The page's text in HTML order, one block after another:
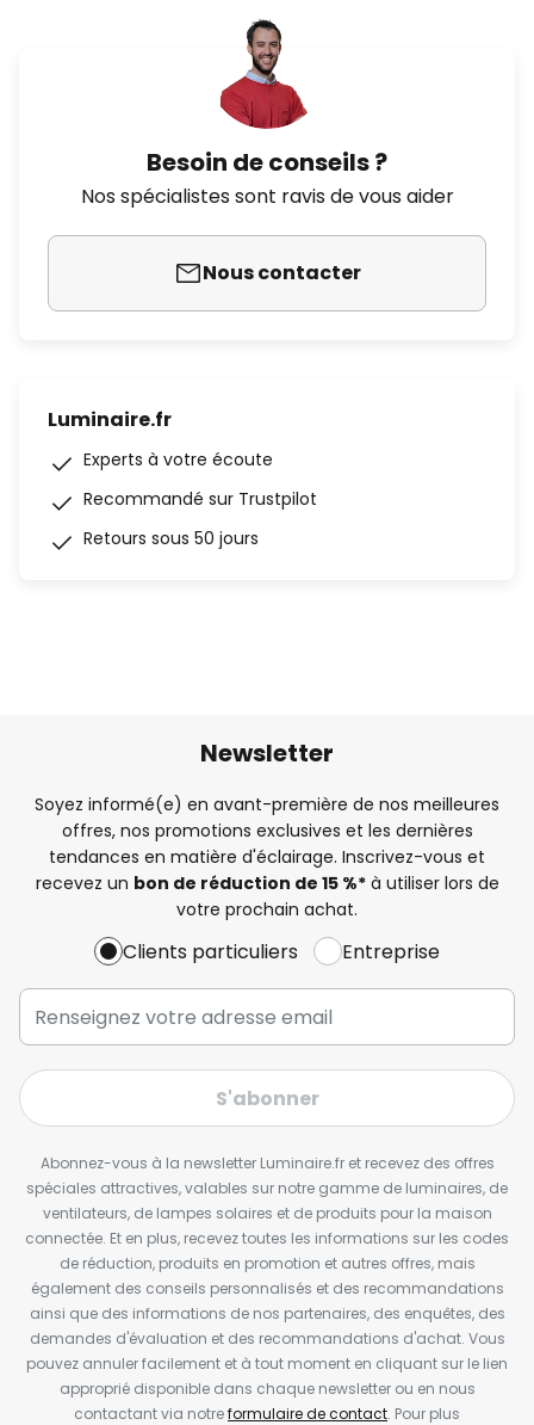
Besoin de conseils ?
Nos spécialistes sont ravis de vous aider
Nous contacter
Luminaire.fr
Experts à votre écoute
Recommandé sur Trustpilot
Retours sous 50 jours
Newsletter
Soyez informé(e) en avant-première de nos meilleures
offres, nos promotions exclusives et les dernières
tendances en matière d'éclairage. Inscrivez-vous et
recevez un bon de réduction de 15 %*à utiliser lors de
votre prochain achat.
Clients particuliers Entreprise
S'abonner
Abonnez-vous à la newsletter Luminaire.fr et recevez des offres
spéciales attractives, valables sur notre gamme de luminaires, de
ventilateurs, de lampes solaires et de produits pour la maison
connectée. Et en plus, recevez toutes les informations sur les codes
de réduction, produits en promotion et autres offres, mais
également des conseils personnalisés et des recommandations
ainsi que des informations de nos partenaires, des enquêtes, des
demandes d'évaluation et des recommandations d'achat. Vous
pouvez annuler facilement et à tout moment en cliquant sur le lien
approprié disponible dans chaque newsletter ou en nous
contactant via notreformulaire de contact. Pour plus